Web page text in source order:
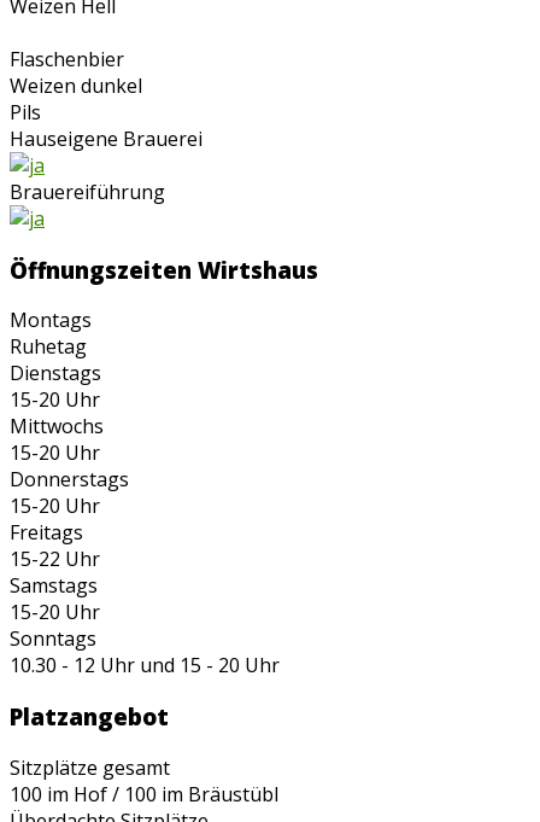
Weizen Hell
Flaschenbier
Weizen dunkel
Pils
Hauseigene Brauerei
Brauereiführung
Öffnungszeiten Wirtshaus
Montags
Ruhetag
Dienstags
15-20 Uhr
Mittwochs
15-20 Uhr
Donnerstags
15-20 Uhr
Freitags
15-22 Uhr
Samstags
15-20 Uhr
Sonntags
10.30 - 12 Uhr und 15 - 20 Uhr
Platzangebot
Sitzplätze gesamt
100 im Hof / 100 im Bräustübl